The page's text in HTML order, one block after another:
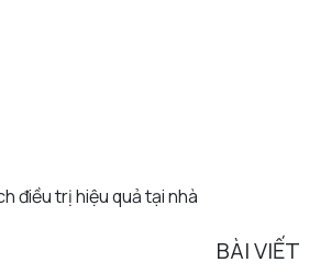
điều trị hiệu quả tại nhà
BÀI VIẾT